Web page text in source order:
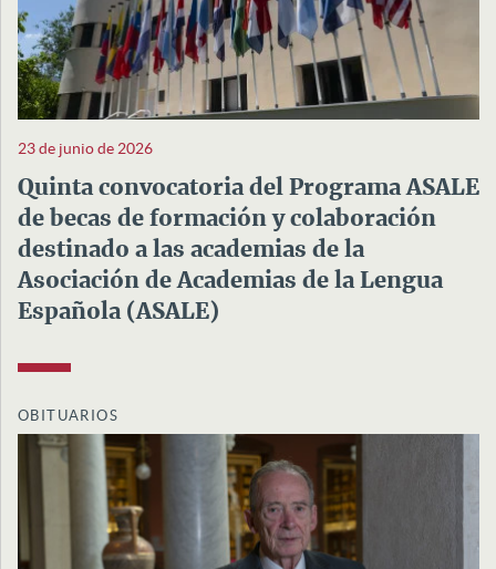
23 de junio de 2026
Quinta convocatoria del Programa ASALE
de becas de formación y colaboración
destinado a las academias de la
Asociación de Academias de la Lengua
Española (ASALE)
OBITUARIOS